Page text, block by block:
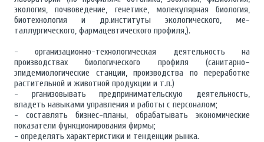
экология, почвоведение, генетике, молекулярная биология,
биотехнология и др.институты экологического, ме­
таллургического, фармацевтического профиля,).
- организационно-технологическая деятельность на
производствах биологического профиля (санитарно–
эпидемиологические станции, производства по переработке
растительной и животной продукции и т.п.)
- рганизовывать предпринимательскую деятельность,
владеть навыками управления и работы с персоналом;
- составлять бизнес-планы, обрабатывать экономические
показатели функционирования фирмы;
- определять характеристики и тенденции рынка.